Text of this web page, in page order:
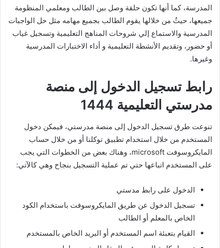
المدرسة، كما أنها تكون حلقة وصل بين الطالب ومعلمي المنظومة
جميعها، حيثُ من خلالها يقوم الطالب بجميع مهامه مثل حل الواجبات
المدرسية والاستماع إلي شروحات المناهج التعليمية وتسجيل غياب
أو حضور، وتقديم الأنشطة التعليمية و أداء الاختبارات المدرسية
وغيرها.
رابط تسجيل الدخول إلى منصة
مدرستي التعليمية 1444
تنوعت طرق تسجيل الدخول إلى منصة مدرستي، فيمكن دخول
المستخدم من خلال استخدام تطبيق توكلنا أو من خلال حساب
المايكروسوفت microsoft، وهناك بعض من الخطوات التي يجب
على المستخدم اتباعها حتي تم عملية التسجيل بنجاح وهي كالآتي:
الدخول على رابط مدستي
تسجيل الدخول عن طريق المايكروسوفت باستخدام الكود
الخاص بالمعلم أو الطالب
القيام بتعبئة اسم المستخدم أو البريد الخاص بالمستخدم